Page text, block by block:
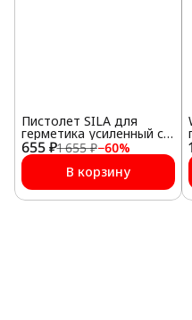
655 ₽1 655 ₽−60%
Пистолет SILA для
герметика усиленный с
регулятором подачи
В корзину